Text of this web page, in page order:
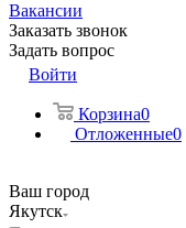
Вакансии
Заказать звонок
Задать вопрос
Войти
Корзина0
Отложенные0
Ваш город
Якутск